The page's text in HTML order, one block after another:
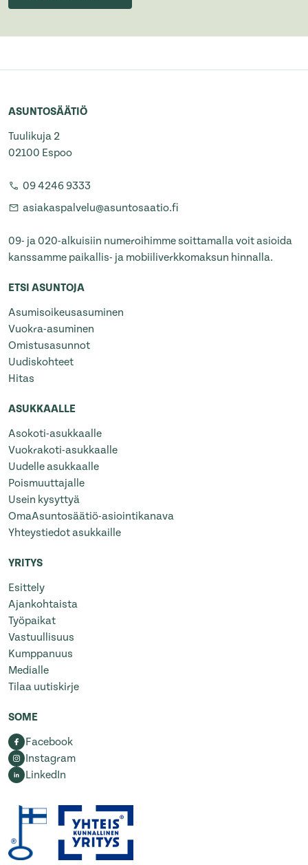
ASUNTOSÄÄTIÖ
Tuulikuja 2
02100 Espoo
09 4246 9333
asiakaspalvelu@asuntosaatio.fi
09- ja 020-alkuisiin numeroihimme soittamalla voit asioida
kanssamme paikallis- ja mobiiliverkkomaksun hinnalla.
ETSI ASUNTOJA
Asumisoikeusasuminen
Vuokra-asuminen
Omistusasunnot
Uudiskohteet
Hitas
ASUKKAALLE
Asokoti-asukkaalle
Vuokrakoti-asukkaalle
Uudelle asukkaalle
Poismuuttajalle
Usein kysyttyä
OmaAsuntosäätiö-asiointikanava
Yhteystiedot asukkaille
YRITYS
Esittely
Ajankohtaista
Työpaikat
Vastuullisuus
Kumppanuus
Medialle
Tilaa uutiskirje
SOME
Facebook
Instagram
LinkedIn